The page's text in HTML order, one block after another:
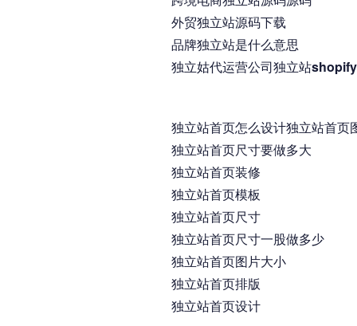
外贸独立站源码下载
品牌独立站是什么意思
独立姑代运营公司独立站
独立站首页怎么设计独立站首页
独立站首页尺寸要做多大
独立站首页装修
独立站首页模板
独立站首页尺寸
独立站首页尺寸一股做多少
独立站首页图片大小
独立站首页排版
独立站首页设计